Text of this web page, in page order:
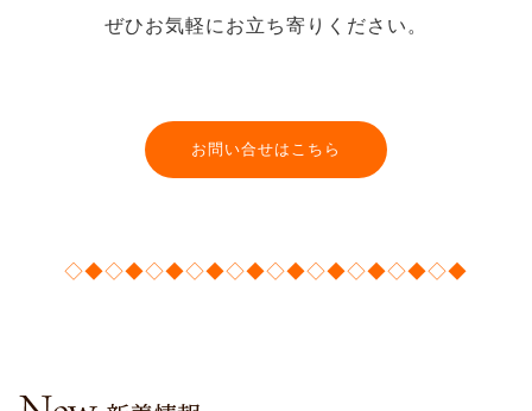
ぜひお気軽にお立ち寄りください。
お問い合せはこちら
◇◆◇◆◇◆◇◆◇◆◇◆◇◆◇◆◇◆◇◆